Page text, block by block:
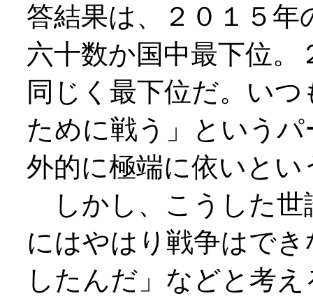
答結果は、２０１５
六十数か国中最下位
同じく最下位だ。い
ために戦う」という
外的に極端に依いとい
しかし、こうした世
にはやはり戦争はで
したんだ」などと考